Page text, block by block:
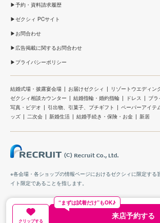
クリップする
来店予約する
“まずは試着だけ”もOK♪
予約・資料請求履歴
ゼクシィ PCサイト
お問合わせ
広告掲載に関するお問合わせ
プライバシーポリシー
結婚式場・披露宴会場 お届けゼクシィ リゾートウエディン
ゼクシィ相談カウンター
結婚指輪・婚約指輪 ドレス ブラ
写真・ビデオ
引出物、引菓子、プチギフト ペーパーアイテ
ッズ
二次会 新婚生活 結婚手続き・保険・お金 新居
※各会場・各ショップの情報ページにおけるゼクシィに限定する
イト限定であることを指します。